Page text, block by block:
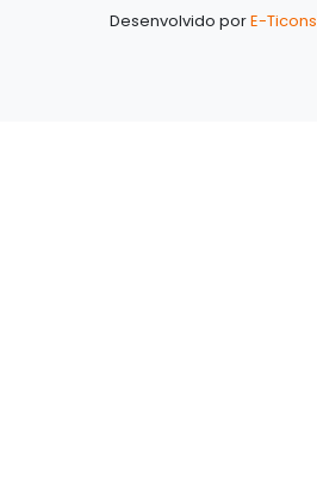
Desenvolvido porE-Ticons